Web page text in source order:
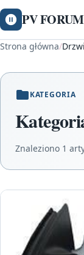
PV FORUM
Strona główna/
KATEGORIA
Znaleziono 1